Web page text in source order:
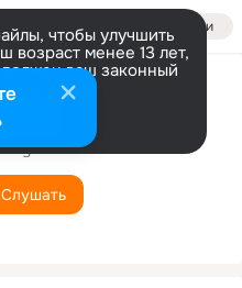
Войти
чтобы улучшить
возраст менее 13 лет,
ваш законный
Flydd
Слушать